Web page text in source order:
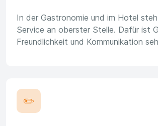
In der Gastronomie und im Hotel
Service an oberster Stelle. Dafür ist
Freundlichkeit und Kommunikation
✏️